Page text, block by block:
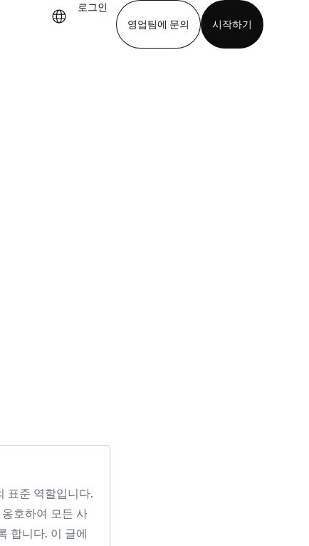
로그인
영업팀에 문의
시작하기
표준 역할입니다.
호하여 모든 사
합니다. 이 글에